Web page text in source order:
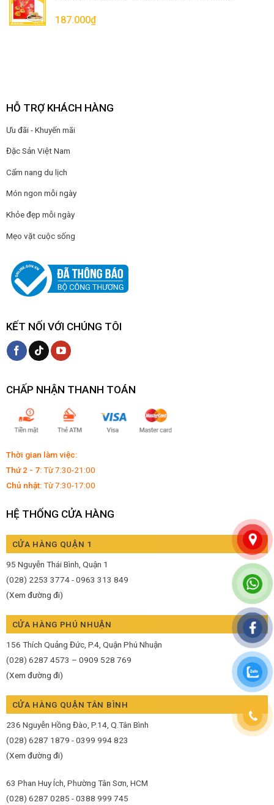
187.000₫
HỖ TRỢ KHÁCH HÀNG
Ưu đãi - Khuyến mãi
Đặc Sản Việt Nam
Cẩm nang du lịch
Món ngon mỗi ngày
Khỏe đẹp mỗi ngày
Mẹo vặt cuộc sống
KẾT NỐI VỚI CHÚNG TÔI
CHẤP NHẬN THANH TOÁN
Thời gian làm việc:
Thứ 2 - 7:Từ 7:30-21:00
Chủ nhật:Từ 7:30-17:00
HỆ THỐNG CỬA HÀNG
CỬA HÀNG QUẬN 1
95 Nguyễn Thái Bình, Quận 1
(028) 2253 3774 - 0963 313 849
(Xem đường đi)
CỬA HÀNG PHÚ NHUẬN
156 Thích Quảng Đức, P.4, Quận Phú Nhuận
(028) 6287 4573 – 0909 528 769
(Xem đường đi)
CỬA HÀNG QUẬN TÂN BÌNH
236 Nguyễn Hồng Đào, P.14, Q.Tân Bình
(028) 6287 1879 - 0399 994 823
(Xem đường đi)
63 Phan Huy Ích, Phường Tân Sơn, HCM
(028) 6287 0285 - 0388 999 745